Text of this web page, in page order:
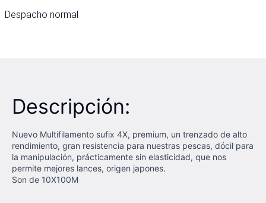
Despacho normal
Descripción:
Nuevo Multifilamento sufix 4X, premium, un trenzado de alto
rendimiento, gran resistencia para nuestras pescas, dócil para
la manipulación, prácticamente sin elasticidad, que nos
permite mejores lances, origen japones.
Son de 10X100M